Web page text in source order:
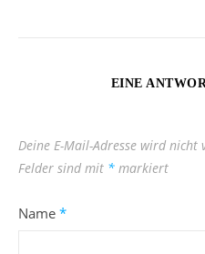
EINE
Deine E-Mail-Adresse wird nicht
Felder sind mit * markiert
Name *